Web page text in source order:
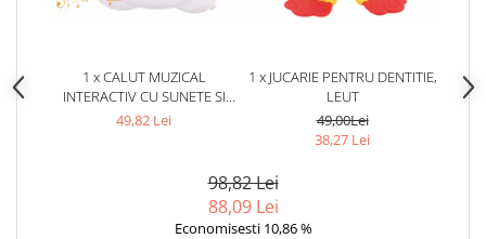
1 x CALUT MUZICAL
INTERACTIV CU SUNETE SI
LUMINI
49,82 Lei
1 x JUCARIE PENTRU DENTITIE,
LEUT
49,00Lei
38,27 Lei
98,82 Lei
88,09 Lei
Economisesti 10,86 %